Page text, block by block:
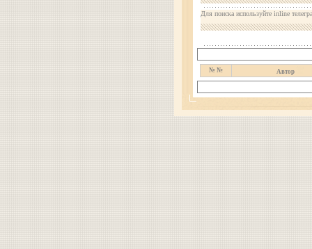
Для поиска используйте inline
№ № Автор